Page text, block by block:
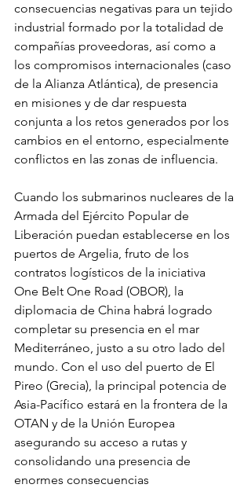
consecuencias negativas para un tejido
industrial formado por la totalidad de
compañías proveedoras, así como a
los compromisos internacionales (caso
de la Alianza Atlántica), de presencia
en misiones y de dar respuesta
conjunta a los retos generados por los
cambios en el entorno, especialmente
conflictos en las zonas de influencia.
Cuando los submarinos nucleares de la
Armada del Ejército Popular de
Liberación puedan establecerse en los
puertos de Argelia, fruto de los
contratos logísticos de la iniciativa
One Belt One Road (OBOR), la
diplomacia de China habrá logrado
completar su presencia en el mar
Mediterráneo, justo a su otro lado del
mundo. Con el uso del puerto de El
Pireo (Grecia), la principal potencia de
Asia-Pacífico estará en la frontera de la
OTAN y de la Unión Europea
asegurando su acceso a rutas y
consolidando una presencia de
enormes consecuencias